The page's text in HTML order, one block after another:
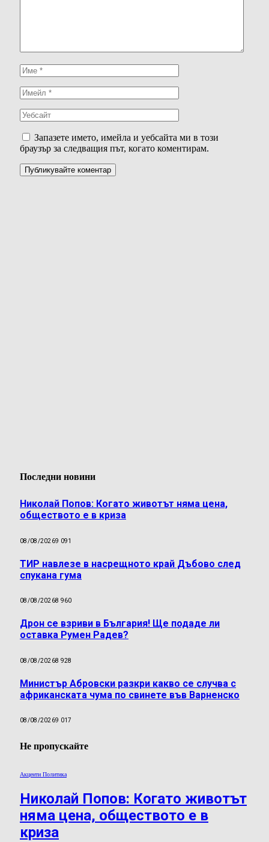
Запазете името, имейла и уебсайта ми в този
браузър за следващия път, когато коментирам.
Последни новини
Николай Попов: Когато животът няма цена,
обществото е в криза
08/08/20269 091
ТИР навлезе в насрещното край Дъбово след
спукана гума
08/08/20268 960
Дрон се взриви в България! Ще подаде ли
оставка Румен Радев?
08/08/20268 928
Министър Абровски разкри какво се случва с
африканската чума по свинете във Варненско
08/08/20269 017
Не пропускайте
Акценти Политика
Николай Попов: Когато животът
няма цена, обществото е в
криза